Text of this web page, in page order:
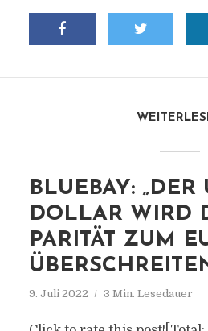
BLUEBAY: „DER
DOLLAR WIRD
PARITÄT ZUM
9. Juli 2022 3 Min. Lesedauer